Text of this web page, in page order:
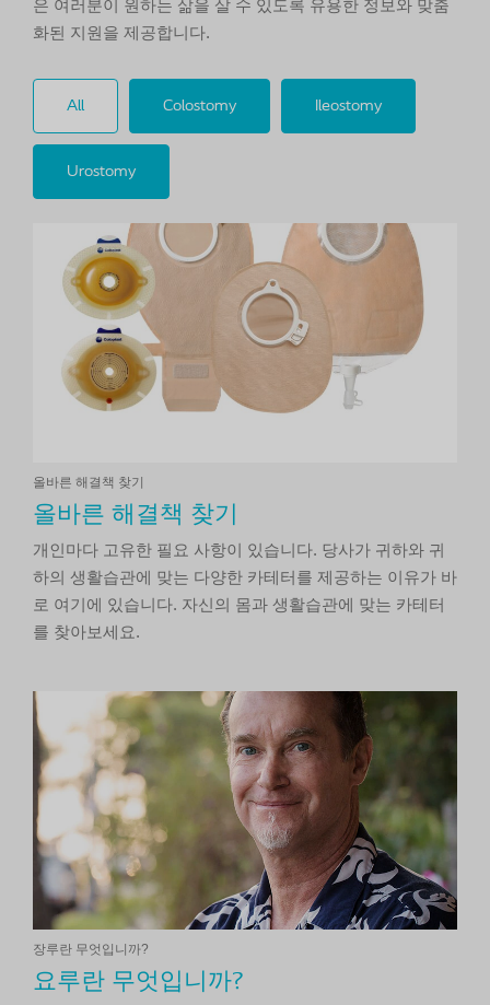
은 여러분이 원하는 삶을 살 수 있도록 유용한 정보와 맞춤
화된 지원을 제공합니다.
All Colostomy Ileostomy
Urostomy
올바른 해결책 찾기
올바른 해결책 찾기
개인마다 고유한 필요 사항이 있습니다. 당사가 귀하와 귀
하의 생활습관에 맞는 다양한 카테터를 제공하는 이유가 바
로 여기에 있습니다. 자신의 몸과 생활습관에 맞는 카테터
를 찾아보세요.
장루란 무엇입니까?
요루란 무엇입니까?